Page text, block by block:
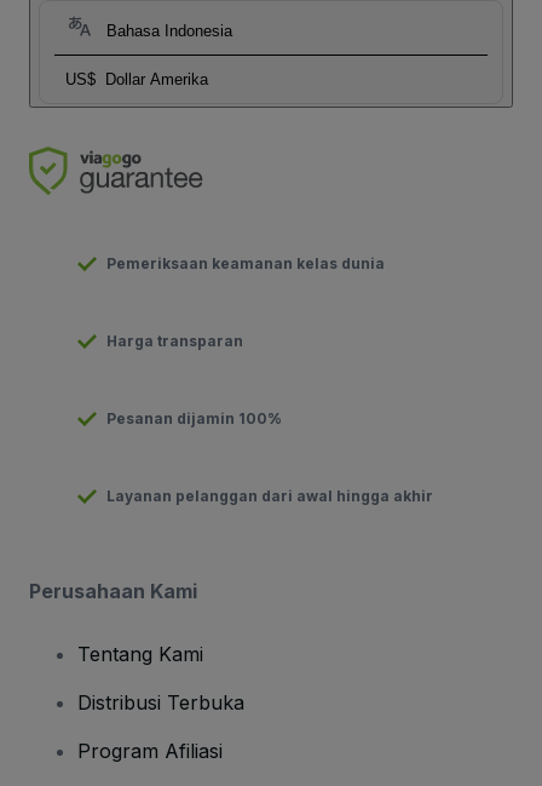
Bahasa Indonesia
US$ Dollar Amerika
Pemeriksaan keamanan kelas dunia
Harga transparan
Pesanan dijamin 100%
Layanan pelanggan dari awal hingga akhir
Perusahaan Kami
Tentang Kami
Distribusi Terbuka
Program Afiliasi